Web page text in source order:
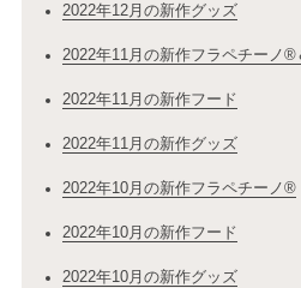
2022年12月の新作グッズ
2022年11月の新作フラペチーノ®
2022年11月の新作フード
2022年11月の新作グッズ
2022年10月の新作フラペチーノ®
2022年10月の新作フード
2022年10月の新作グッズ